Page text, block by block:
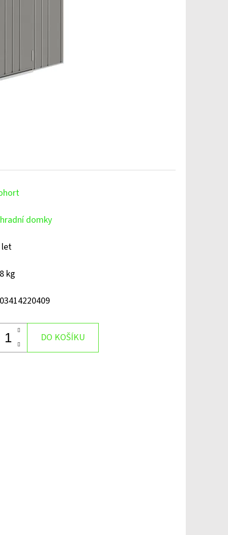
domky
let
kg
DO KOŠÍKU